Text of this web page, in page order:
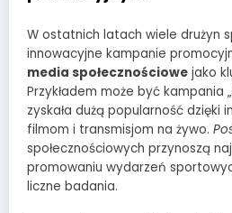
W ostatnich latach wiele drużyn
innowacyjne kampanie
media społecznościowe jako
Przykładem może być kampania
zyskała dużą popularność
filmom i transmisjom na żywo.
społecznościowych przynoszą
promowaniu wydarzeń
liczne badania.